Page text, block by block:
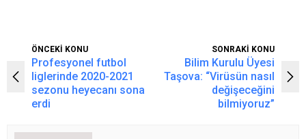
ÖNCEKİ KONU
Profesyonel futbol
liglerinde 2020-2021
sezonu heyecanı sona
erdi
SONRAKİ KONU
Bilim Kurulu Üyesi
Taşova: “Virüsün nasıl
değişeceğini
bilmiyoruz”